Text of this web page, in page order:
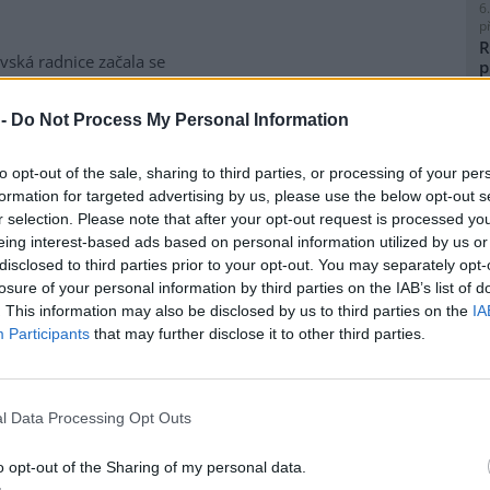
Do Not Process My Personal Information
opt-out of the sale, sharing to third parties, or processing of your
for targeted advertising by us, please use the below opt-out
selection. Please note that after your opt-out request is processed
interest-based ads based on personal information utilized by us
to third parties prior to your opt-out. You may separately
of your personal information by third parties on the IAB’s list of
This information may also be disclosed by us to third parties on the
Participants that may further disclose it to other third parties.
Data Processing Opt Outs
opt-out of the Sharing of my personal data.
radnice začala se
likvidací bolševníku
který patří k
invazním
ve Slezské Ostravě letos
kombinuje chemické i
Gabriela Pokorná.
výrobu nového
Škoda Auto zahájila ve
hlavním závodě v Mladé
sériovou výrobu nového
Jde o největší vůz v